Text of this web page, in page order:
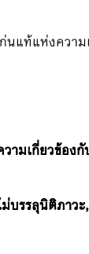
แท้แห่งความ
ามเกี่ยวข้อง
บรรลุนิติภาวะ